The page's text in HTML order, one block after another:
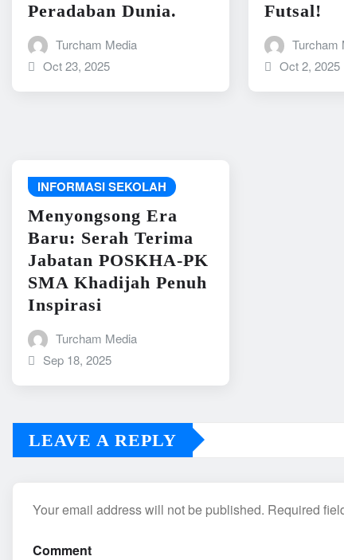
Peradaban Dunia.
Turcham Media
Oct 23, 2025
Futsal!
Turcham
Oct 2, 2025
INFORMASI SEKOLAH
Menyongsong Era
Baru: Serah Terima
Jabatan POSKHA-PK
SMA Khadijah Penuh
Inspirasi
Turcham Media
Sep 18, 2025
LEAVE A REPLY
Your email address will not be published. Required
Comment